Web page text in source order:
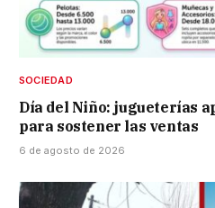
SOCIEDAD
Día del Niño: jugueterías
para sostener las ventas
6 de agosto de 2026